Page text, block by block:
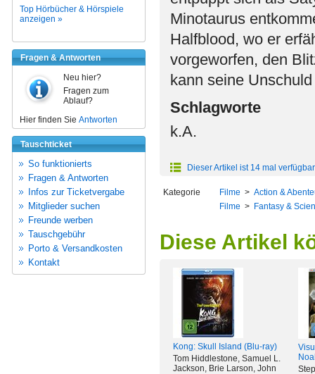
Top Hörbücher & Hörspiele
anzeigen »
Fragen & Antworten
Neu hier?
Fragen zum
Ablauf?
Hier finden Sie Antworten
Tauschticket
So funktionierts
Fragen & Antworten
Infos zur Ticketvergabe
Mitglieder suchen
Freunde werben
Tauschgebühr
Porto & Versandkosten
Kontakt
Minotaurus
Halfblood, wo er
vorgeworfen, den
kann seine
Schlagworte
k.A.
Dieser Artikel ist 14 mal verfügbar
Kategorie Filme > Action &
Filme > Fantasy &
Diese Artikel
Kong: Skull Island (Blu-ray)
Tom Hiddlestone, Samuel L.
Jackson, Brie Larson, John